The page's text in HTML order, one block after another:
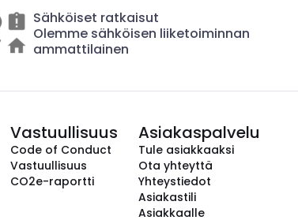
Sähköiset ratkaisut
Olemme sähköisen liiketoiminnan
ammattilainen
Vastuullisuus
Code of Conduct
Vastuullisuus
CO2e-raportti
Asiakaspalvelu
Tule asiakkaaksi
Ota yhteyttä
Yhteystiedot
Asiakastili
Asiakkaalle